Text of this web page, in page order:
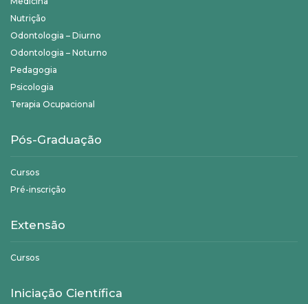
Nutrição
Odontologia – Diurno
Odontologia – Noturno
Pedagogia
Psicologia
Terapia Ocupacional
Pós-Graduação
Cursos
Pré-inscrição
Extensão
Cursos
Iniciação Científica